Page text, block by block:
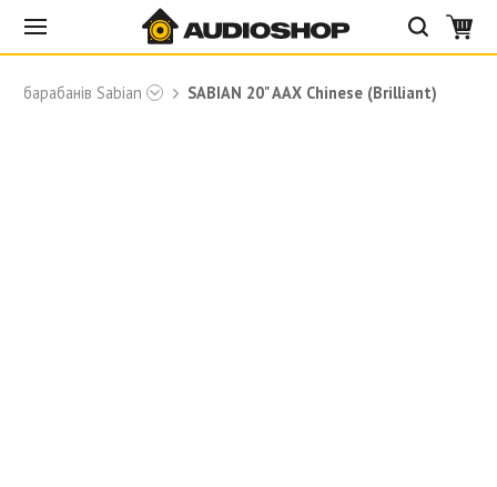
барабанів Sabian SABIAN 20" AAX Chinese (Brilliant)